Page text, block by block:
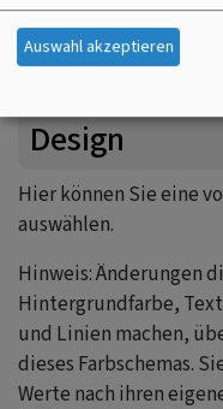
Programm
Hintergrund einfügen.
selbst mit einem
Design
Hier können Sie eine
auswählen.
Hinweis: Änderungen
Hintergrundfarbe,
und Linien machen,
dieses Farbschemas.
Werte nach ihren
Auswahl akzeptieren